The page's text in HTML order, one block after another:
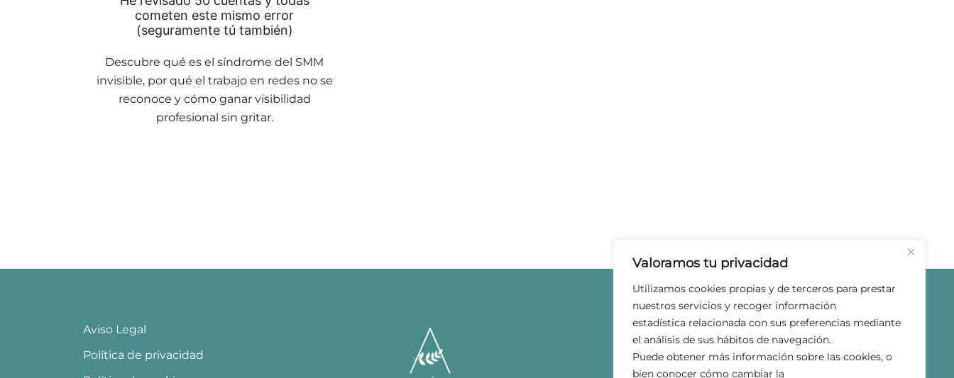
Valoramos tu privacidad
Utilizamos cookies propias y de terceros para prestar
nuestros servicios y recoger información
estadística relacionada con sus preferencias mediante
el análisis de sus hábitos de navegación.
Puede obtener más información sobre las cookies, o
bien conocer cómo cambiar la
cometen este mismo error
(seguramente tú también)
Descubre qué es el síndrome del SMM
invisible, por qué el trabajo en redes no se
reconoce y cómo ganar visibilidad
profesional sin gritar.
Aviso Legal
Política de privacidad